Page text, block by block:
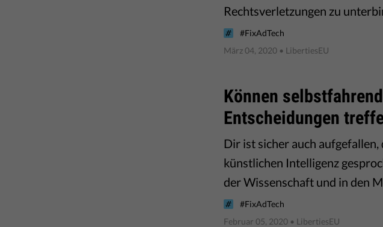
Rechtsverletzungen zu
#FixAdTech
März 04, 2020• LibertiesEU
​Können
Entscheidungen
Dir ist sicher auch
künstlichen Intelligenz
der Wissenschaft und in den
#FixAdTech
Februar 05, 2020• LibertiesEU